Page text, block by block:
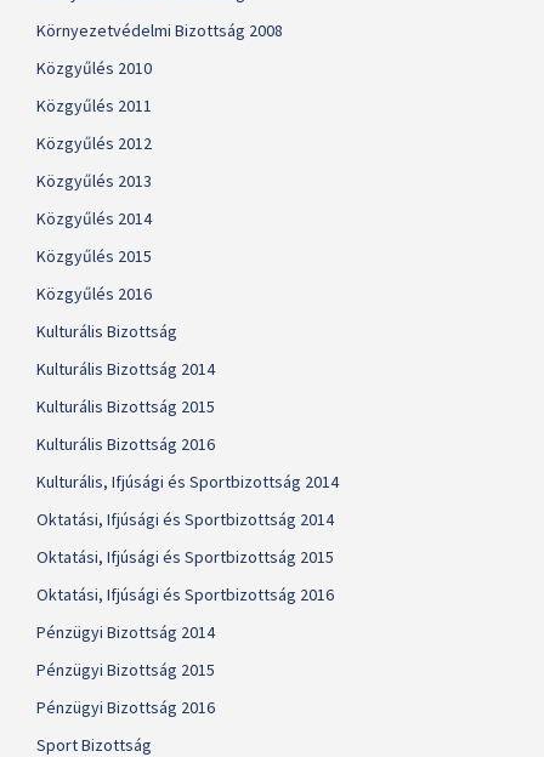
Környezetvédelmi Bizottság 2008
Közgyűlés 2010
Közgyűlés 2011
Közgyűlés 2012
Közgyűlés 2013
Közgyűlés 2014
Közgyűlés 2015
Közgyűlés 2016
Kulturális Bizottság
Kulturális Bizottság 2014
Kulturális Bizottság 2015
Kulturális Bizottság 2016
Kulturális, Ifjúsági és Sportbizottság 2014
Oktatási, Ifjúsági és Sportbizottság 2014
Oktatási, Ifjúsági és Sportbizottság 2015
Oktatási, Ifjúsági és Sportbizottság 2016
Pénzügyi Bizottság 2014
Pénzügyi Bizottság 2015
Pénzügyi Bizottság 2016
Sport Bizottság